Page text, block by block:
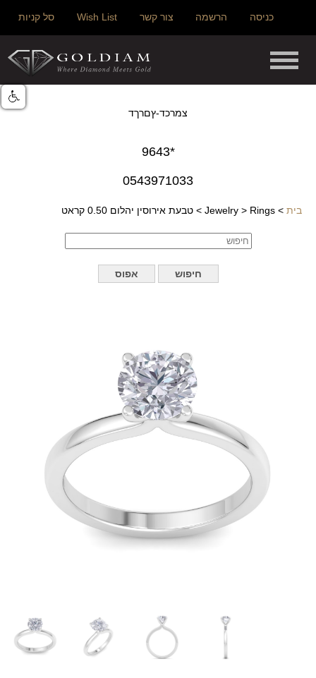
כניסה הרשמה צור קשר Wish List סל קניות
צמרכד-ץםרךד
*9643
0543971033
בית >
Jewelry > Rings
> טבעת אירוסין יהלום 0.50 קראט